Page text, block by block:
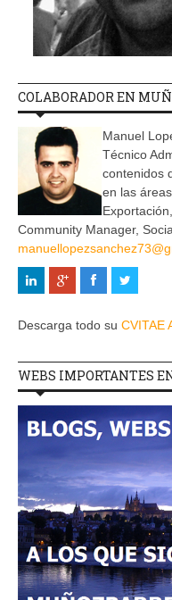
COLABORADOR EN
Manuel
Técnico
contenidos
en las
Community Manager,
Descarga todo su CVITAE
WEBS IMPORTANTES